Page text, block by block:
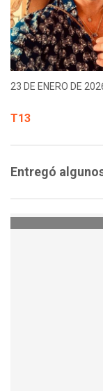
23 DE ENERO DE
T13
Entregó